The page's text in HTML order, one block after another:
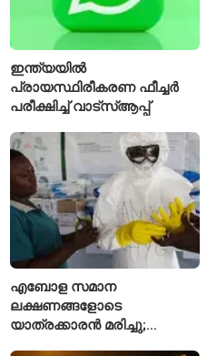
ഇന്ത്യയിൽ
പ്രായസ്ഥിരീകരണ ഫീച്ചർ
പരീക്ഷിച്ച് വാട്‌സ്ആപ്പ്
എബോള സമാന
ലക്ഷണങ്ങളോടെ
യാത്രക്കാരൻ മരിച്ചു;